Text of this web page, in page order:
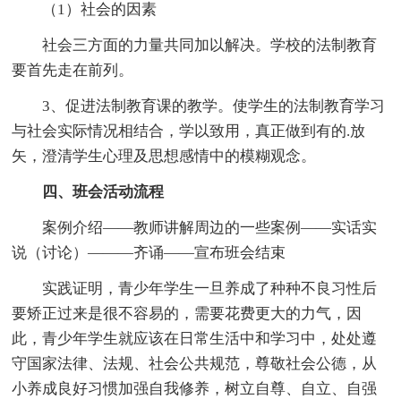
（1）社会的因素
社会三方面的力量共同加以解决。学校的法制教育
要首先走在前列。
3、促进法制教育课的教学。使学生的法制教育学习
与社会实际情况相结合，学以致用，真正做到有的.放
矢，澄清学生心理及思想感情中的模糊观念。
四、班会活动流程
案例介绍——教师讲解周边的一些案例——实话实
说（讨论）———齐诵——宣布班会结束
实践证明，青少年学生一旦养成了种种不良习性后
要矫正过来是很不容易的，需要花费更大的力气，因
此，青少年学生就应该在日常生活中和学习中，处处遵
守国家法律、法规、社会公共规范，尊敬社会公德，从
小养成良好习惯加强自我修养，树立自尊、自立、自强